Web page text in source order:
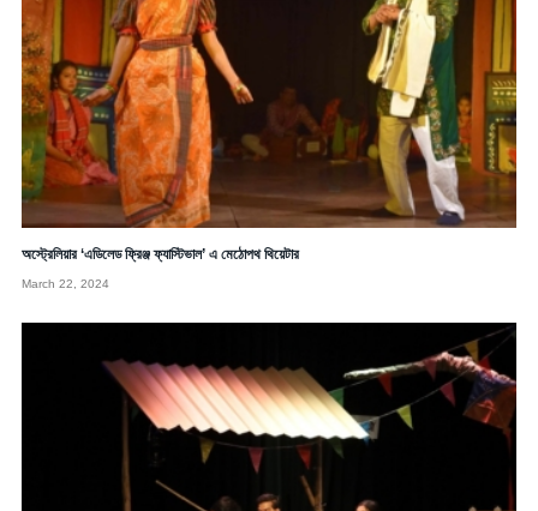
অস্ট্রেলিয়ার ‘এডিলেড ফ্রিঞ্জ ফ্যাস্টিভাল’ এ মেঠোপথ থিয়েটার
March 22, 2024